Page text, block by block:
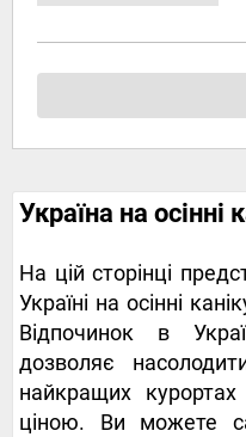
Україна на осінні
На цій сторінці
Україні на осінні
Відпочинок в
дозволяє
найкращих
ціною. Ви можете